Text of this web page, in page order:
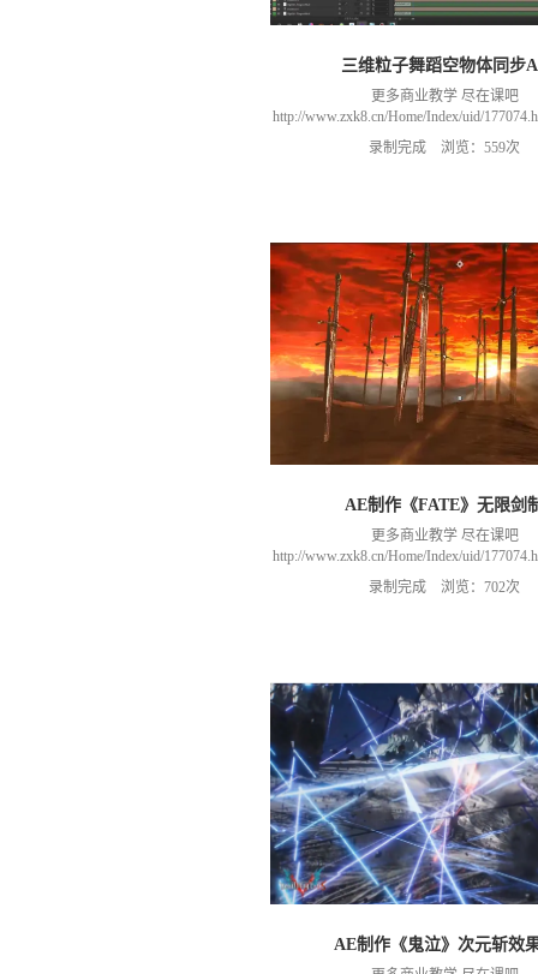
三维粒子舞蹈空物体同步
更多商业教学 尽在课吧
http://www.zxk8.cn/Home/Index/uid/
以加群(课程所用素材和插件，均在
466106974 群里干货满满 可以加我们导
录制完成 浏览：559次
AE制作《FATE》无限剑
更多商业教学 尽在课吧
http://www.zxk8.cn/Home/Index/uid/
以加群(课程所用素材和插件，均在
466106974 群里干货满满 可以加我们导
录制完成 浏览：702次
AE制作《鬼泣》次元斩效